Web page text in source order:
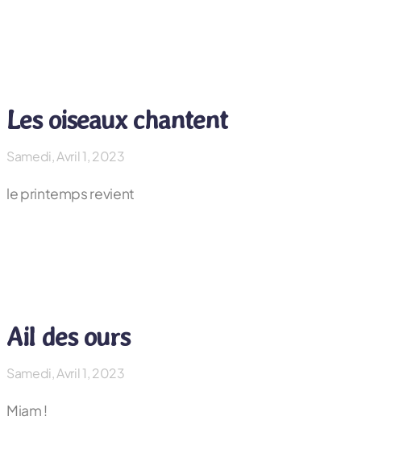
Les oiseaux chantent
Samedi, Avril 1, 2023
le printemps revient
Ail des ours
Samedi, Avril 1, 2023
Miam !